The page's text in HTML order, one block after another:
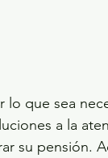
lo que sea
a la
su pensión.